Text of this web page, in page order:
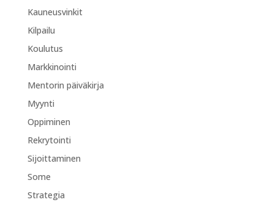
Kauneusvinkit
Kilpailu
Koulutus
Markkinointi
Mentorin päiväkirja
Myynti
Oppiminen
Rekrytointi
Sijoittaminen
Some
Strategia